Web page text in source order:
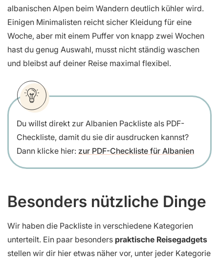
albanischen Alpen beim Wandern deutlich kühler wird.
Einigen Minimalisten reicht sicher Kleidung für eine
Woche, aber mit einem Puffer von knapp zwei Wochen
hast du genug Auswahl, musst nicht ständig waschen
und bleibst auf deiner Reise maximal flexibel.
Du willst direkt zur Albanien Packliste als PDF-
Checkliste, damit du sie dir ausdrucken kannst?
Dann klicke hier: zur PDF-Checkliste für Albanien
Besonders nützliche Dinge
Wir haben die Packliste in verschiedene Kategorien
unterteilt. Ein paar besonders praktische Reisegadgets
stellen wir dir hier etwas näher vor, unter jeder Kategorie